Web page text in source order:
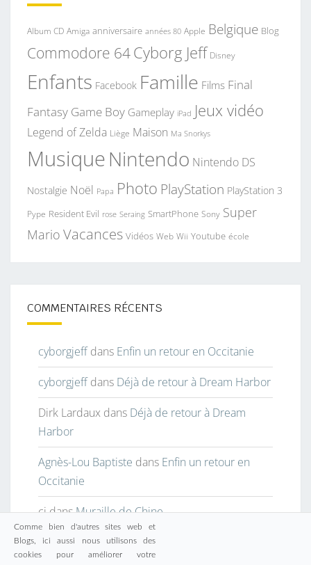
Album CD Amiga anniversaire années 80 Apple Belgique Blog
Commodore 64Cyborg Jeff Disney
Enfants Facebook Famille Films Final
Fantasy Game Boy Gameplay iPad Jeux vidéo
Legend of Zelda Liège Maison Ma Snorkys
MusiqueNintendo Nintendo DS
Nostalgie Noël Papa Photo PlayStation PlayStation 3
Pype Resident Evil rose Seraing SmartPhone Sony Super
Mario Vacances Vidéos Web Wii Youtube école
COMMENTAIRES RÉCENTS
cyborgjeffdans Enfin un retour en Occitanie
cyborgjeffdans Déjà de retour à Dream Harbor
Dirk Lardaux dans Déjà de retour à Dream
Harbor
Agnès-Lou Baptiste dans Enfin un retour en
Occitanie
cjdansMuraille de Chine
Comme bien d'autres sites web et
Blogs, ici aussi nous utilisons des
cookies pour améliorer votre